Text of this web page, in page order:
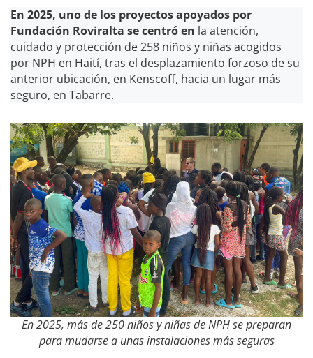
En 2025, uno de los proyectos apoyados por
Fundación Roviralta se centró en la atención,
cuidado y protección de 258 niños y niñas acogidos
por NPH en Haití, tras el desplazamiento forzoso de su
anterior ubicación, en Kenscoff, hacia un lugar más
seguro, en Tabarre.
En 2025, más de 250 niños y niñas de NPH se preparan
para mudarse a unas instalaciones más seguras